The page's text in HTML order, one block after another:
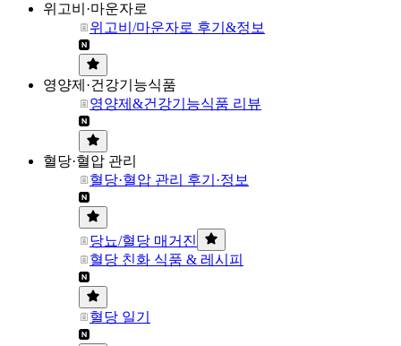
위고비·마운자로
위고비/마운자로 후기&정보
영양제·건강기능식품
영양제&건강기능식품 리뷰
혈당·혈압 관리
혈당·혈압 관리 후기·정보
당뇨/혈당 매거진
혈당 친화 식품 & 레시피
혈당 일기